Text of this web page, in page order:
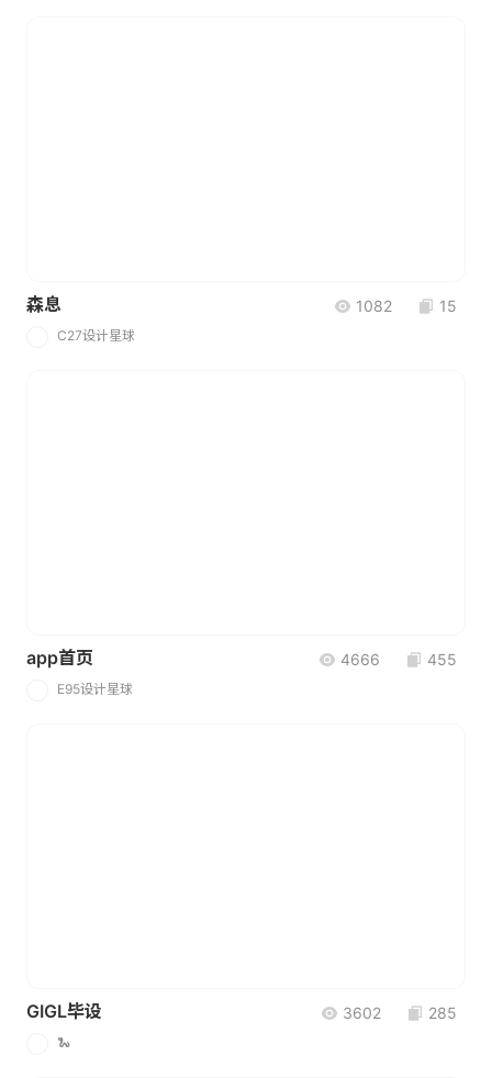
森息 1082 15
C27设计星球
app首页 4666 455
E95设计星球
GIGL毕设 3602 285
🐍